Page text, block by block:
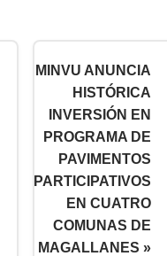
MINVU ANUNCIA
HISTÓRICA
INVERSIÓN EN
PROGRAMA DE
PAVIMENTOS
PARTICIPATIVOS
EN CUATRO
COMUNAS DE
MAGALLANES »